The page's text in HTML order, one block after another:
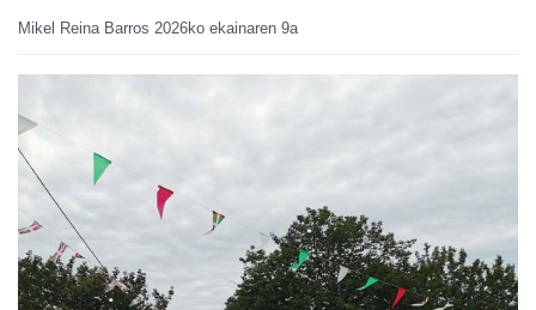
Mikel Reina Barros 2026ko ekainaren 9a